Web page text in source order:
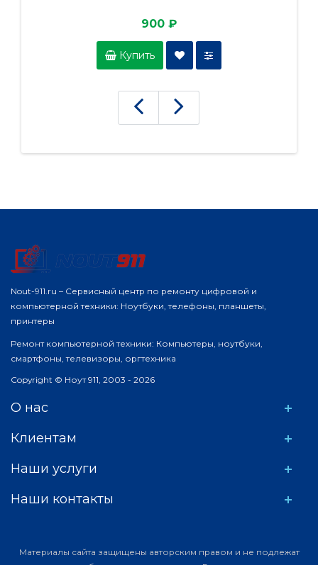
900 ₽
Купить
Nout-911.ru – Сервисный центр по ремонту цифровой и
компьютерной техники: Ноутбуки, телефоны, планшеты,
принтеры
Ремонт компьютерной техники: Компьютеры, ноутбуки,
смартфоны, телевизоры, оргтехника
Copyright © Ноут 911, 2003 - 2026
О нас
Клиентам
Наши услуги
Наши контакты
Материалы сайта защищены авторским правом и не подлежат